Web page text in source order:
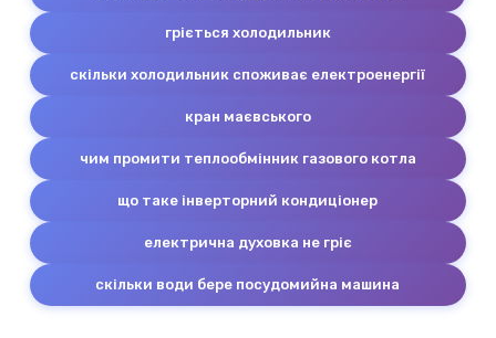
гріється холодильник
скільки холодильник споживає електроенергії
кран маєвського
чим промити теплообмінник газового котла
що таке інверторний кондиціонер
електрична духовка не гріє
скільки води бере посудомийна машина